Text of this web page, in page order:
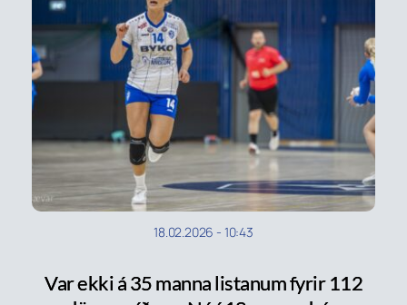
18.02.2026 - 10:43
Var ekki á 35 manna listanum fyrir 112